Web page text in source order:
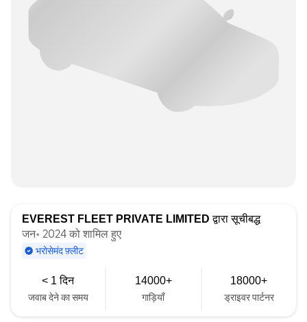
EVEREST FLEET PRIVATE LIMITED द्वारा सूचीबद्ध
जन॰ 2024 को शामिल हुए
भरोसेमंद फ़्लीट
< 1 दिन
जवाब देने का समय
14000+
गाड़ियाँ
18000+
ड्राइवर पार्टनर